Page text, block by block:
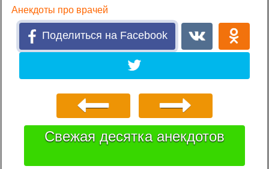
Анекдоты про врачей
Поделиться на Facebook
Свежая десятка анекдотов